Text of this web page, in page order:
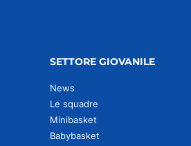
SETTORE GIOVANILE
News
Le squadre
Minibasket
Babybasket